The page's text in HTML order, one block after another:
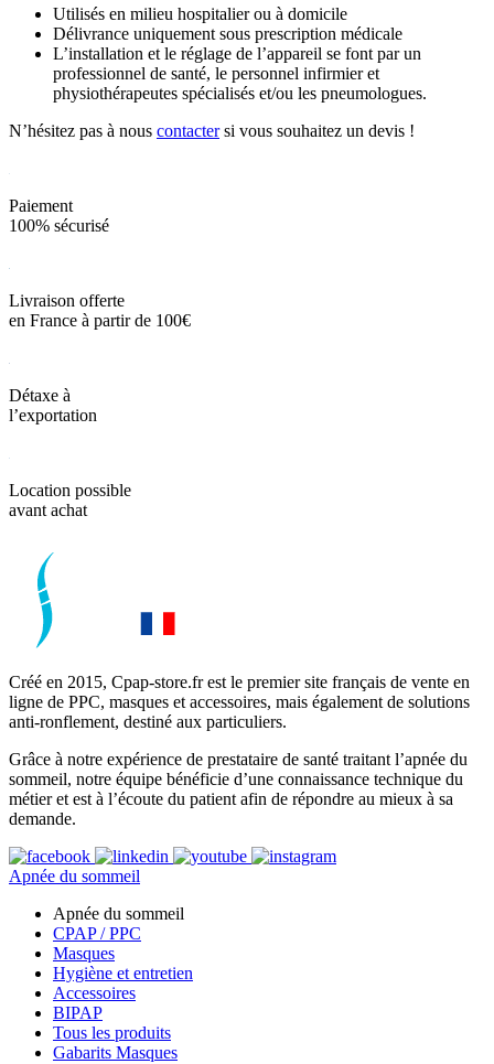
Utilisés en milieu hospitalier ou à domicile
Délivrance uniquement sous prescription médicale
L’installation et le réglage de l’appareil se font par un
professionnel de santé, le personnel infirmier et
physiothérapeutes spécialisés et/ou les pneumologues.
N’hésitez pas à nous contactersi vous souhaitez un devis !
Paiement
100% sécurisé
Livraison offerte
en France à partir de 100€
Détaxe à
l’exportation
Location possible
avant achat
Créé en 2015, Cpap-store.fr est le premier site français de vente en
ligne de PPC, masques et accessoires, mais également de solutions
anti-ronflement, destiné aux particuliers.
Grâce à notre expérience de prestataire de santé traitant l’apnée du
sommeil, notre équipe bénéficie d’une connaissance technique du
métier et est à l’écoute du patient afin de répondre au mieux à sa
demande.
Apnée du sommeil
Apnée du sommeil
CPAP / PPC
Masques
Hygiène et entretien
Accessoires
BIPAP
Tous les produits
Gabarits Masques